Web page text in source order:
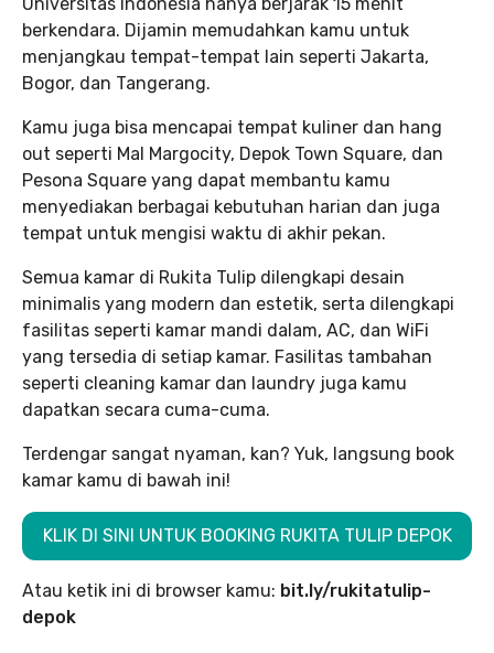
berkendara. Dijamin memudahkan kamu untuk
menjangkau tempat-tempat lain seperti Jakarta,
Bogor, dan Tangerang.
Kamu juga bisa mencapai tempat kuliner dan hang
out seperti Mal Margocity, Depok Town Square, dan
Pesona Square yang dapat membantu kamu
menyediakan berbagai kebutuhan harian dan juga
tempat untuk mengisi waktu di akhir pekan.
Semua kamar di Rukita Tulip dilengkapi desain
minimalis yang modern dan estetik, serta dilengkapi
fasilitas seperti kamar mandi dalam, AC, dan WiFi
yang tersedia di setiap kamar. Fasilitas tambahan
seperti cleaning kamar dan laundry juga kamu
dapatkan secara cuma-cuma.
Terdengar sangat nyaman, kan? Yuk, langsung book
kamar kamu di bawah ini!
KLIK DI SINI UNTUK BOOKING RUKITA TULIP DEPOK
Atau ketik ini di browser kamu: bit.ly/rukitatulip-
depok